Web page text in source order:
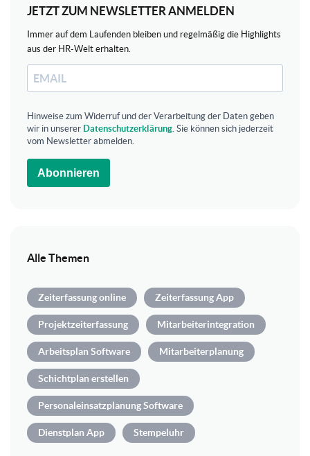
JETZT ZUM NEWSLETTER ANMELDEN
Immer auf dem Laufenden bleiben und regelmäßig die Highlights
aus der HR-Welt erhalten.
Hinweise zum Widerruf und der Verarbeitung der Daten geben
wir in unserer Datenschutzerklärung . Sie können sich jederzeit
vom Newsletter abmelden.
Abonnieren
Alle Themen
Zeiterfassung online Zeiterfassung App
Projektzeiterfassung Mitarbeiterintegration
Arbeitsplan Software Mitarbeiterplanung
Schichtplan erstellen
Personaleinsatzplanung Software
Dienstplan App Stempeluhr